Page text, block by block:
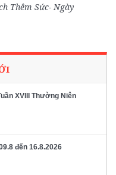
Thêm Sức- Ngày
XVIII Thường Niên
đến 16.8.2026